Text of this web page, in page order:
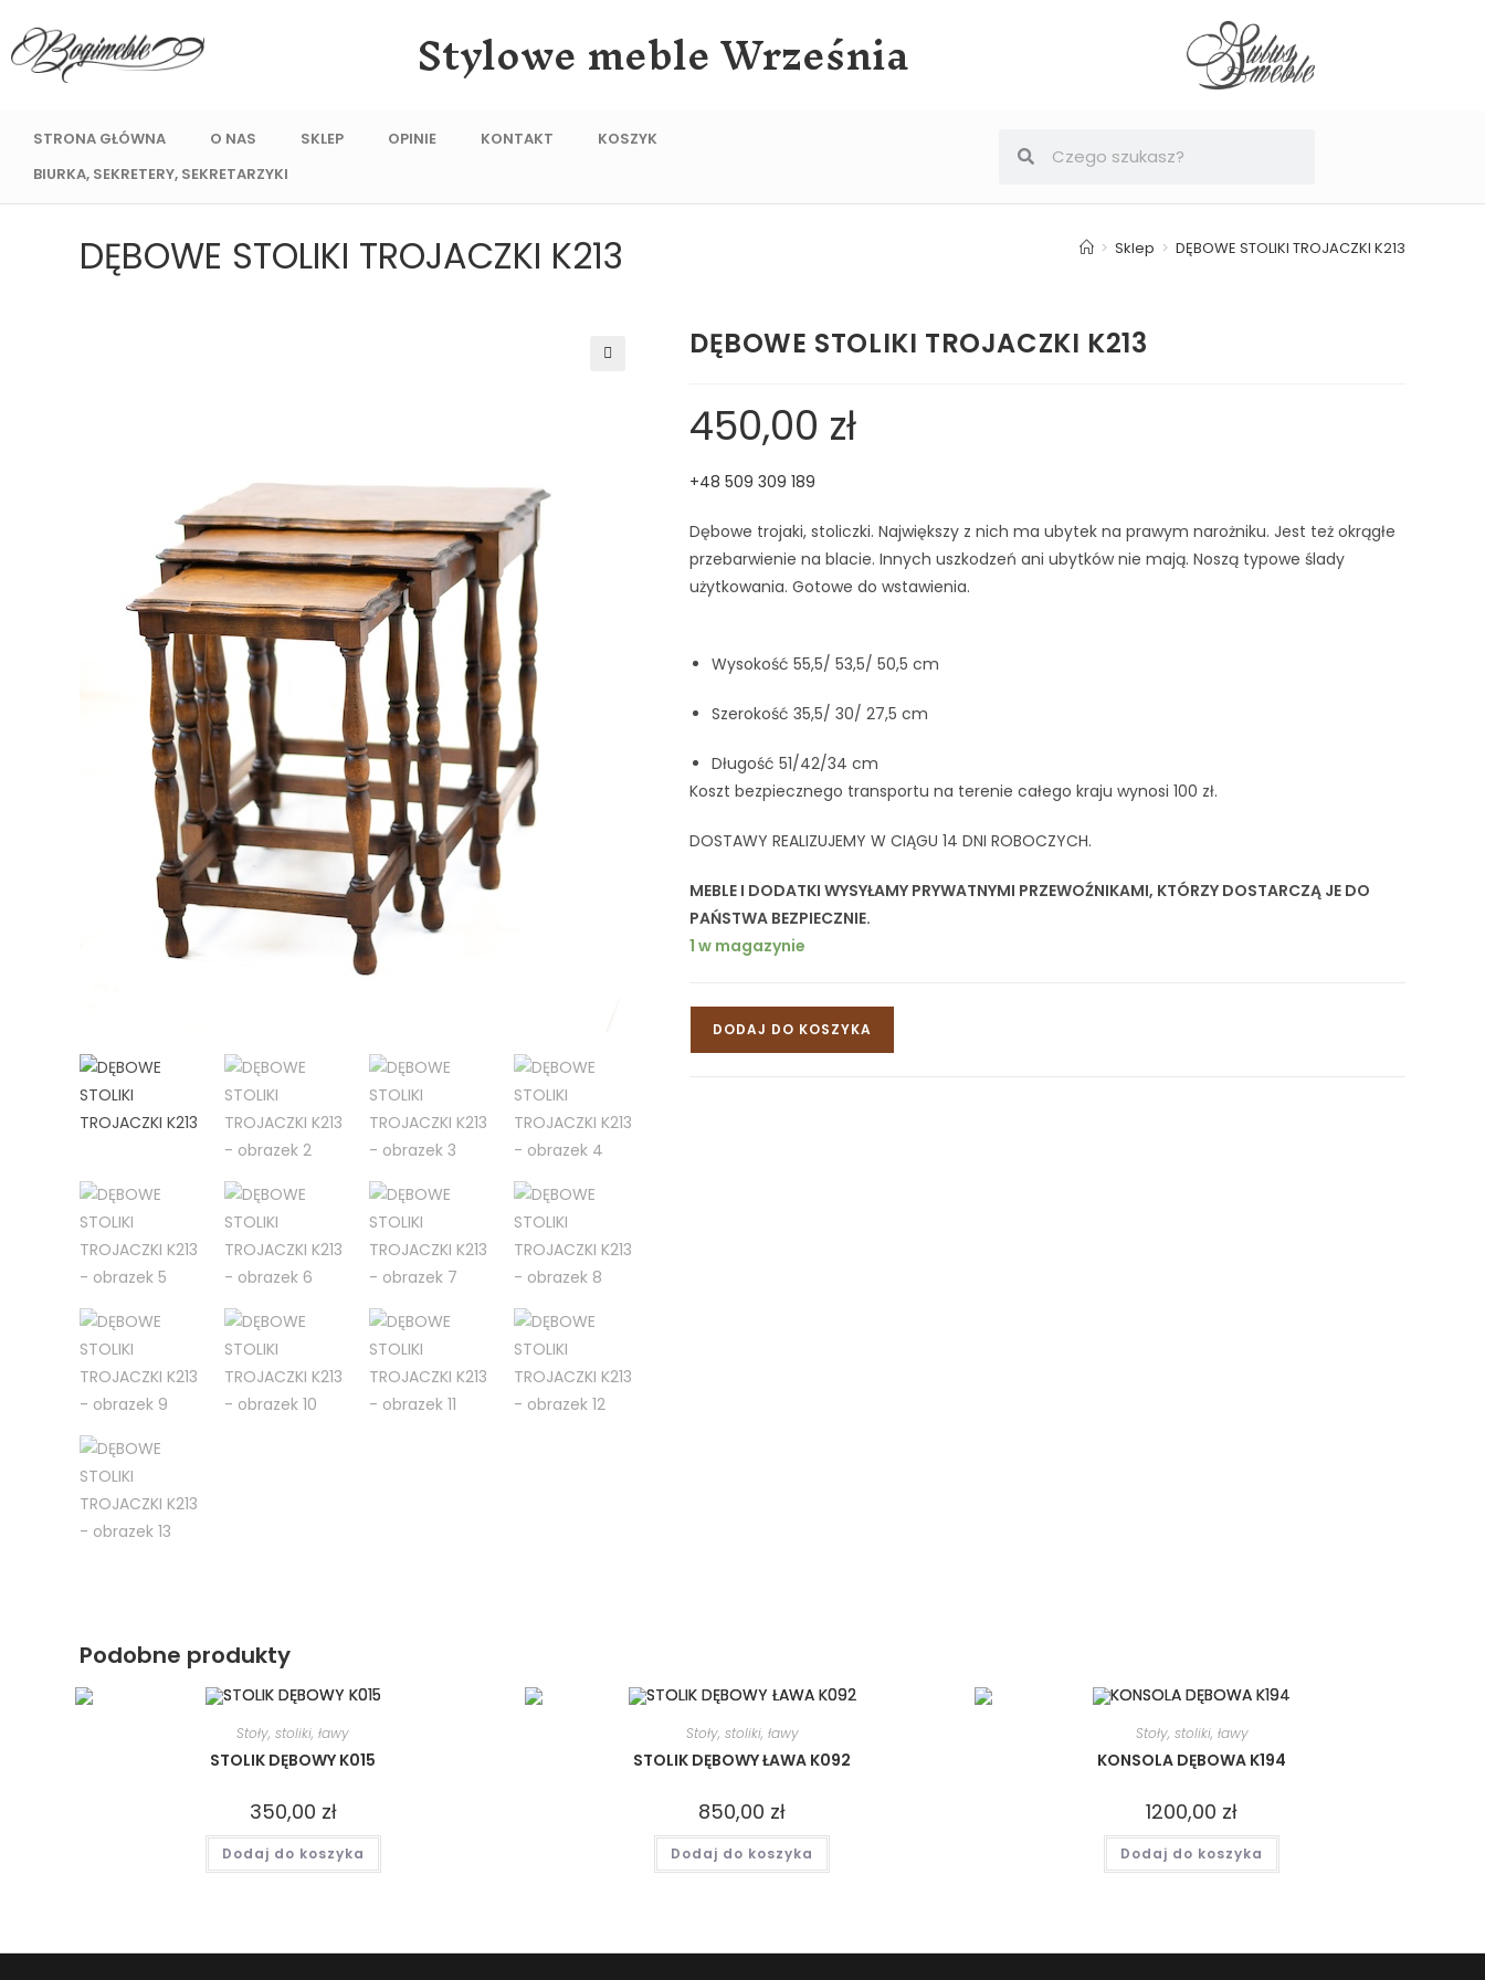
Stylowe meble Września
STRONA GŁÓWNA O NAS SKLEP OPINIE KONTAKT
KOSZYK
BIURKA, SEKRETERY, SEKRETARZYKI
DĘBOWE STOLIKI TROJACZKI K213 > Sklep > DĘBOWE STOLIKI TROJACZKI K213
DĘBOWE STOLIKI TROJACZKI K213
450,00 zł
+48 509 309 189
Dębowe trojaki, stoliczki. Największy z nich ma ubytek na prawym narożniku. Jest też okrągłe
przebarwienie na blacie. Innych uszkodzeń ani ubytków nie mają. Noszą typowe ślady
użytkowania. Gotowe do wstawienia.
Wysokość 55,5/ 53,5/ 50,5 cm
Szerokość 35,5/ 30/ 27,5 cm
Długość 51/42/34 cm
Koszt bezpiecznego transportu na terenie całego kraju wynosi 100 zł.
DOSTAWY REALIZUJEMY W CIĄGU 14 DNI ROBOCZYCH.
MEBLE I DODATKI WYSYŁAMY PRYWATNYMI PRZEWOŹNIKAMI, KTÓRZY DOSTARCZĄ JE DO
PAŃSTWA BEZPIECZNIE.
1 w magazynie
DODAJ DO KOSZYKA
Podobne produkty
Stoły, stoliki, ławy
STOLIK DĘBOWY K015
350,00 zł
Dodaj do koszyka
Stoły, stoliki, ławy
STOLIK DĘBOWY ŁAWA K092
850,00 zł
Dodaj do koszyka
Stoły, stoliki, ławy
KONSOLA DĘBOWA K194
1200,00 zł
Dodaj do koszyka